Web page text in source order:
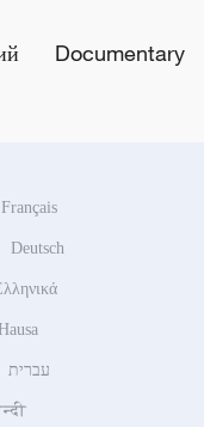
Documentary
Français
Deutsch
עברית